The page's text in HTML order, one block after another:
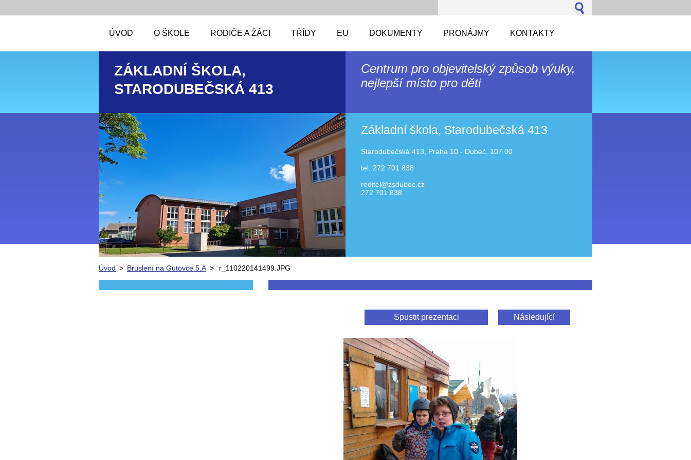
ÚVOD O ŠKOLE RODIČE A ŽÁCI TŘÍDY EU DOKUMENTY PRONÁJMY KONTAKTY
ZÁKLADNÍ ŠKOLA,
STARODUBEČSKÁ 413
Centrum pro objevitelský způsob výuky,
nejlepší místo pro děti
Základní škola, Starodubečská 413
Starodubečská 413, Praha 10 - Dubeč, 107 00
tel: 272 701 838
reditel@zsdubec.cz
272 701 838
Úvod > Bruslení na Gutovce 5.A > r_110220141499.JPG
Spustit prezentaci Následující